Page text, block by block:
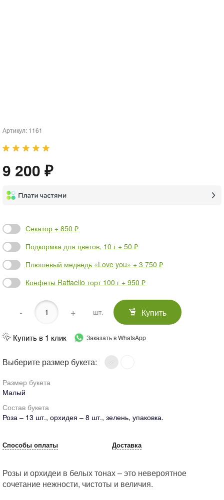
Артикул: 1161
9 200 ₽
Секатор + 850 ₽
Подкормка для цветов, 10 г + 50 ₽
Плюшевый медведь «Love you» + 3 750 ₽
Конфеты Raffaello торт 100 г + 950 ₽
- + шт. Купить
Купить в 1 клик Заказать в WhatsApp
Выберите размер букета:
Размер букета
Малый
Состав букета
Роза – 13 шт., орхидея – 8 шт., зелень, упаковка.
Способы оплаты Доставка
Розы и орхидеи в белых тонах – это невероятное
сочетание нежности, чистоты и величия.